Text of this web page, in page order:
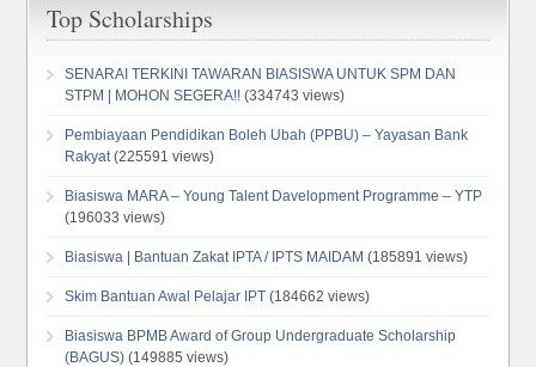
Top Scholarships
SENARAI TERKINI TAWARAN BIASISWA UNTUK SPM DAN
STPM | MOHON SEGERA!! (334743 views)
Pembiayaan Pendidikan Boleh Ubah (PPBU) – Yayasan Bank
Rakyat (225591 views)
Biasiswa MARA – Young Talent Davelopment Programme – YTP
(196033 views)
Biasiswa | Bantuan Zakat IPTA / IPTS MAIDAM (185891 views)
Skim Bantuan Awal Pelajar IPT (184662 views)
Biasiswa BPMB Award of Group Undergraduate Scholarship
(BAGUS) (149885 views)